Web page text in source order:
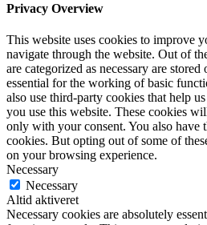
Privacy Overview
This website uses cookies to improve
navigate through the website. Out of
are categorized as necessary are
essential for the working of basic
also use third-party cookies that help
you use this website. These cookies
only with your consent. You also have
cookies. But opting out of some of
on your browsing experience.
Necessary
Necessary
Altid aktiveret
Necessary cookies are absolutely